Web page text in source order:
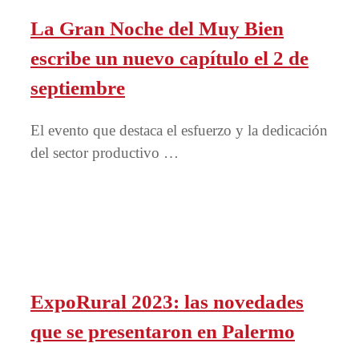
La Gran Noche del Muy Bien
escribe un nuevo capítulo el 2 de
septiembre
El evento que destaca el esfuerzo y la dedicación
del sector productivo …
ExpoRural 2023: las novedades
que se presentaron en Palermo